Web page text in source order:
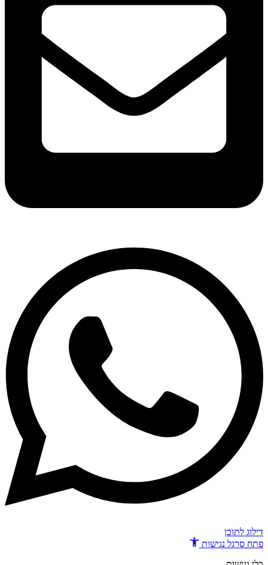
דילוג לתוכן
פתח סרגל נגישות